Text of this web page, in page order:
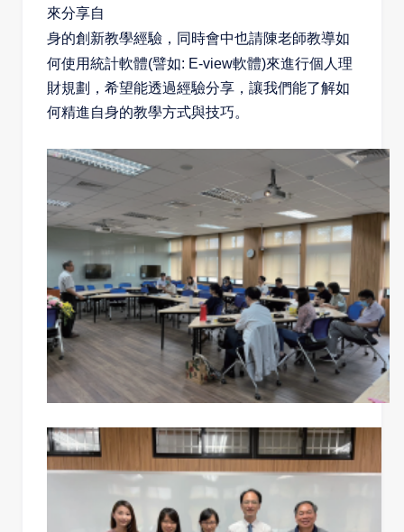
來分享自
身的創新教學經驗，同時會中也請陳老師教導如
何使用統計軟體(譬如: E-view軟體)來進行個人理
財規劃，希望能透過經驗分享，讓我們能了解如
何精進自身的教學方式與技巧。